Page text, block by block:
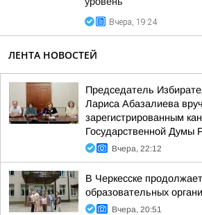
Вчера, 19:24
ЛЕНТА НОВОСТЕЙ
Председатель
Лариса Абазалиева
зарегистрированным
Государственной Думы
Вчера, 22:12
В Черкесске
образовательных
Вчера, 20:51